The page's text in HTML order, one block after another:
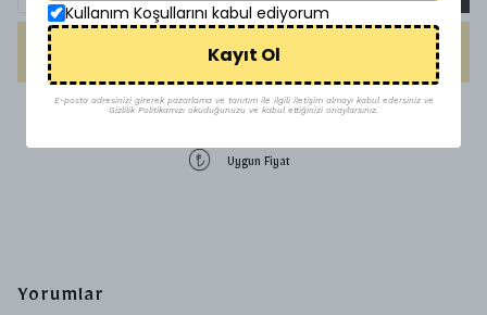
HEMEN AL
1500 TL üzeri ücretsiz kargo
Uygun Fiyat
Yorumlar
Kullanım Koşullarını kabul ediyorum
Kayıt Ol
E-posta adresinizi girerek pazarlama ve tanıtım ile ilgili iletişim almayı kabul edersiniz ve
Gizlilik Politikamızı okuduğunuzu ve kabul ettiğinizi onaylarsınız.